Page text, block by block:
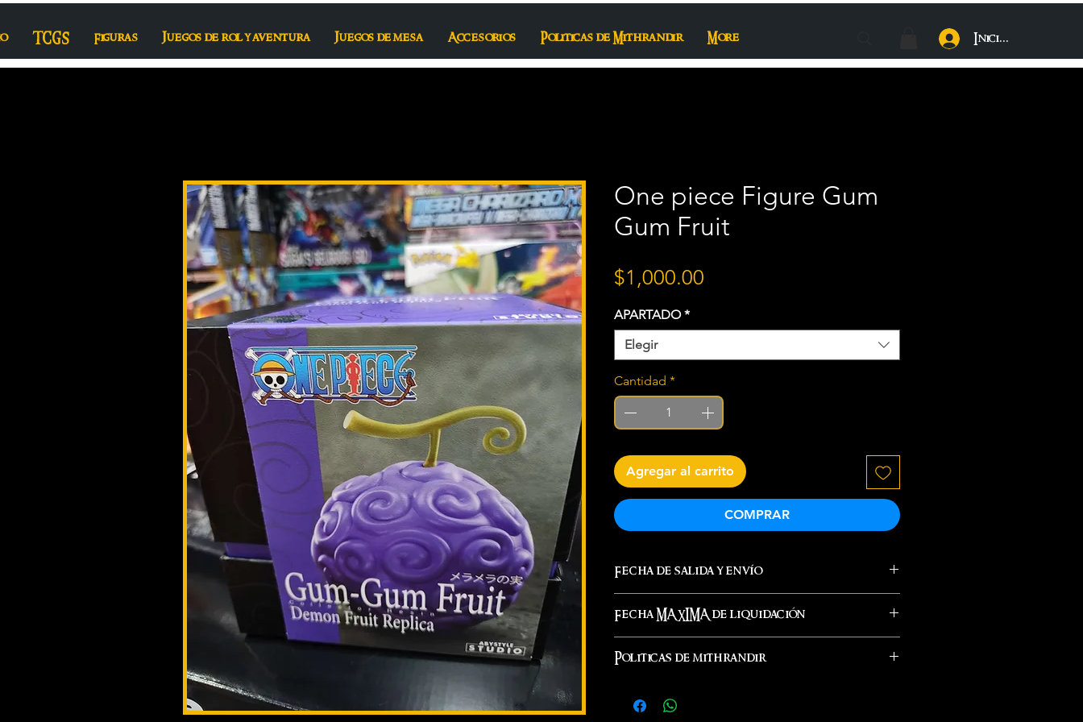
TCGS Figuras Juegos de rol y aventura Juegos de mesa Accesorios Politicas de Mithrandir More Iniciar sesión
One piece Figure Gum
Gum Fruit
$1,000.00
APARTADO *
Elegir
Cantidad *
Agregar al carrito
COMPRAR
Fecha de salida y envío
Este mismo día se envía el producto
Fecha MAXIMA de liquidación
Politicas de mithrandir
Aceptas nuestras politicas generales para